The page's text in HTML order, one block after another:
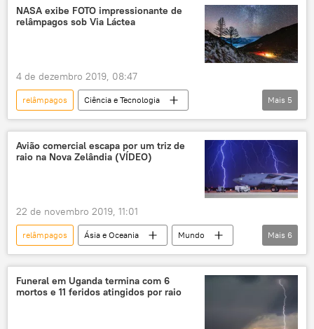
descarga elétrica
NASA exibe FOTO impressionante de
relâmpagos sob Via Láctea
4 de dezembro 2019, 08:47
relâmpagos
Ciência e Tecnologia
Sociedade
Notícias
Via Láctea
estrelas
Mais 5
Avião comercial escapa por um triz de
raio na Nova Zelândia (VÍDEO)
22 de novembro 2019, 11:01
relâmpagos Ásia e Oceania
Mundo
Notícias
avião
Nova Zelândia
Emirates
raio tempestade
Mais 6
Funeral em Uganda termina com 6
mortos e 11 feridos atingidos por raio